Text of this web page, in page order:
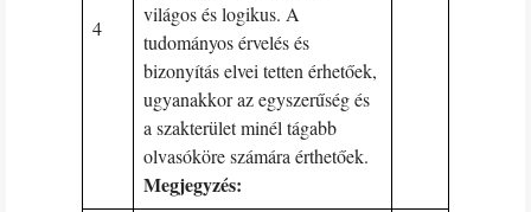
4
világos és logikus. A
tudományos érvelés és
bizonyítás elvei tetten érhetőek,
ugyanakkor az egyszerűség és
a szakterület minél tágabb
olvasóköre számára érthetőek.
Megjegyzés: